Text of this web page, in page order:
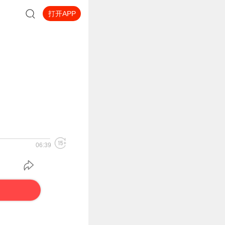
打开APP
06:39